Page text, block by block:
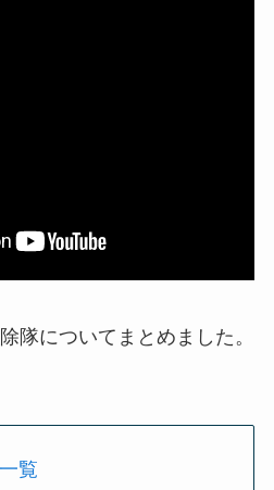
隊についてまとめました。
覧